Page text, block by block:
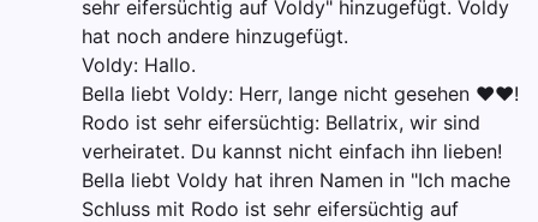
sehr eifersüchtig auf Voldy" hinzugefügt. Voldy
hat noch andere hinzugefügt.
Voldy: Hallo.
Bella liebt Voldy: Herr, lange nicht gesehen ❤️❤️!
Rodo ist sehr eifersüchtig: Bellatrix, wir sind
verheiratet. Du kannst nicht einfach ihn lieben!
Bella liebt Voldy hat ihren Namen in "Ich mache
Schluss mit Rodo ist sehr eifersüchtig auf